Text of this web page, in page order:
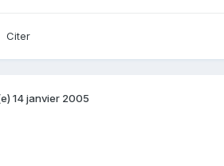
Citer
14 janvier 2005